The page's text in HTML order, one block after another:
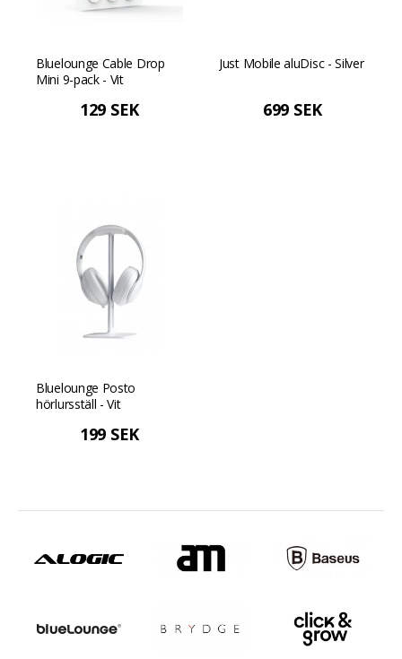
Bluelounge Cable Drop
Mini 9-pack - Vit
129 SEK
Just Mobile aluDisc - Silver
699 SEK
Bluelounge Posto
hörlursställ - Vit
199 SEK